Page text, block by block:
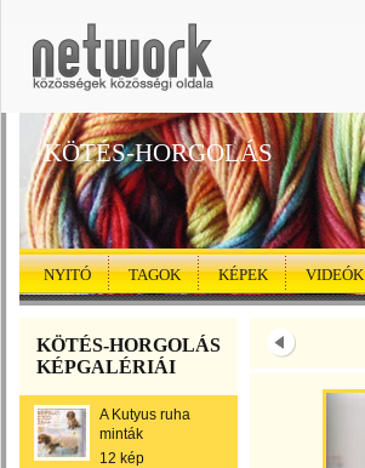
KÖTÉS-HORGOLÁS
NYITÓ TAGOK KÉPEK VIDEÓK
KÖTÉS-HORGOLÁS
KÉPGALÉRIÁI
A Kutyus ruha
minták
12 kép